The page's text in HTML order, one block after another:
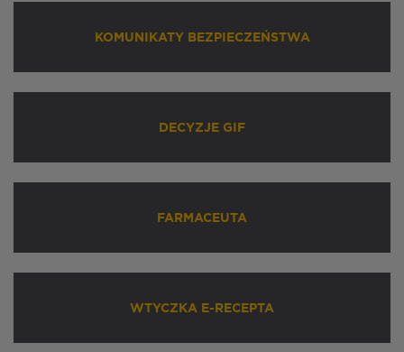
KOMUNIKATY BEZPIECZEŃSTWA
DECYZJE GIF
FARMACEUTA
WTYCZKA E-RECEPTA